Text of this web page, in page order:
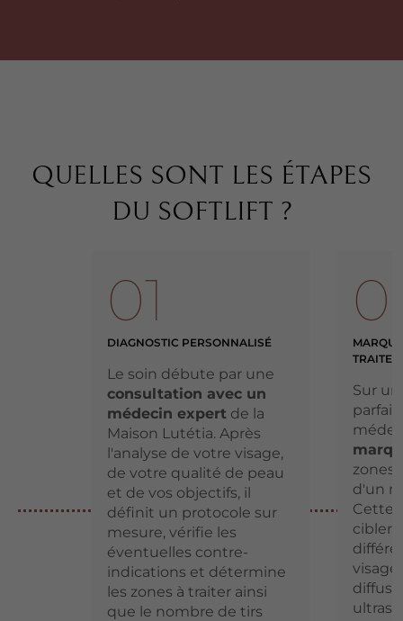
QUELLES SONT LES ÉTAPES
DU SOFTLIFT ?
01
DIAGNOSTIC PERSONNALISÉ
Le soin débute par une
consultation avec un
médecin expert de la
Maison Lutétia. Après
l'analyse de votre visage,
de votre qualité de peau
et de vos objectifs, il
définit un protocole sur
mesure, vérifie les
éventuelles contre-
indications et détermine
les zones à traiter ainsi
que le nombre de tirs
Sur
zones
d'un
Cette
cibler